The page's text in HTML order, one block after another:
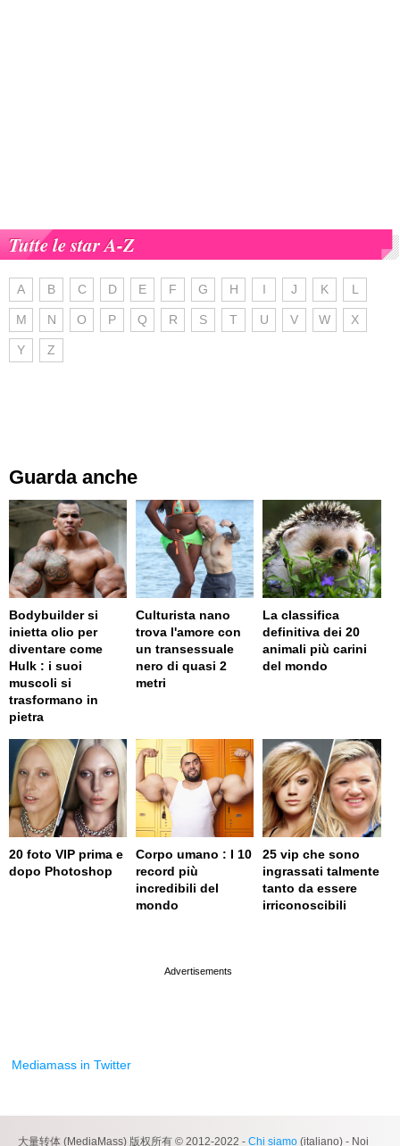
Tutte le star A-Z
A B C D E F G H I J K L
M N O P Q R S T U V W X
Y Z
Guarda anche
Bodybuilder si
inietta olio per
diventare come
Hulk : i suoi
muscoli si
trasformano in
pietra
Culturista nano
trova l'amore con
un transessuale
nero di quasi 2
metri
La classifica
definitiva dei 20
animali più carini
del mondo
20 foto VIP prima e
dopo Photoshop
Corpo umano : I 10
record più
incredibili del
mondo
25 vip che sono
ingrassati talmente
tanto da essere
irriconoscibili
Mediamass in Twitter
大量转体 (MediaMass) 版权所有 © 2012-2022 - Chi siamo (italiano) - Noi